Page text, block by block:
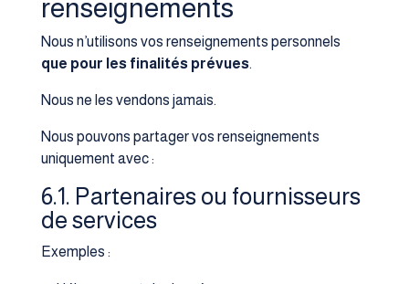
renseignements
Nous n’utilisons vos renseignements personnels
que pour les finalités prévues.
Nous ne les vendons jamais.
Nous pouvons partager vos renseignements
uniquement avec :
6.1. Partenaires ou fournisseurs
de services
Exemples :